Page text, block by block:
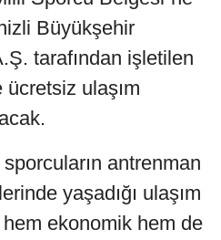
Büyükşehir
tarafından işletilen
ulaşım
antrenman
yaşadığı ulaşım
ekonomik hem de